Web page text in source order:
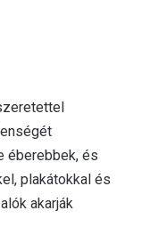
éberebbek, és
plakátokkal és
akarják